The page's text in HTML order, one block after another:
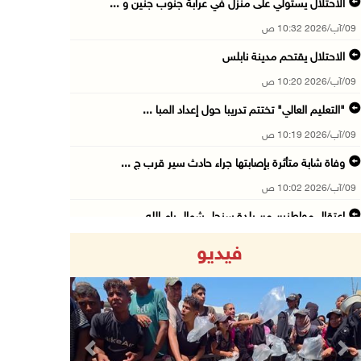
الاحتلال يستولي على منزل في عرابة جنوب جنين و ...
09/آب/2026 10:32 ص
الاحتلال يقتحم مدينة نابلس
09/آب/2026 10:20 ص
"التعليم العالي" تختتم تدريبا حول إعداد المبا ...
09/آب/2026 10:19 ص
وفاة شابة متأثرة بإصابتها جراء حادث سير قرب ج ...
09/آب/2026 10:02 ص
اعتقال مواطنين من بلدة سنجل شمال رام الله
09/آب/2026 09:43 ص
إجلاء آلاف السكان مع اتساع حرائق الغابات غرب ...
09/آب/2026 09:41 ص
فيديو
Previous Next